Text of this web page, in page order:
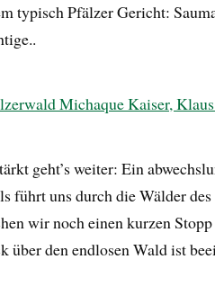
typisch Pfälzer Gericht:
geht’s weiter: Ein
führt uns durch die Wälder
wir noch einen kurzen
über den endlosen Wald ist